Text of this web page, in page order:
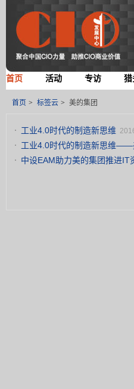
首页 活动 专访 猎
首页 > 标签云 > 美的集团
工业4.0时代的制造新思维
工业4.0时代的制造新思维——
中设EAM助力美的集团推进IT